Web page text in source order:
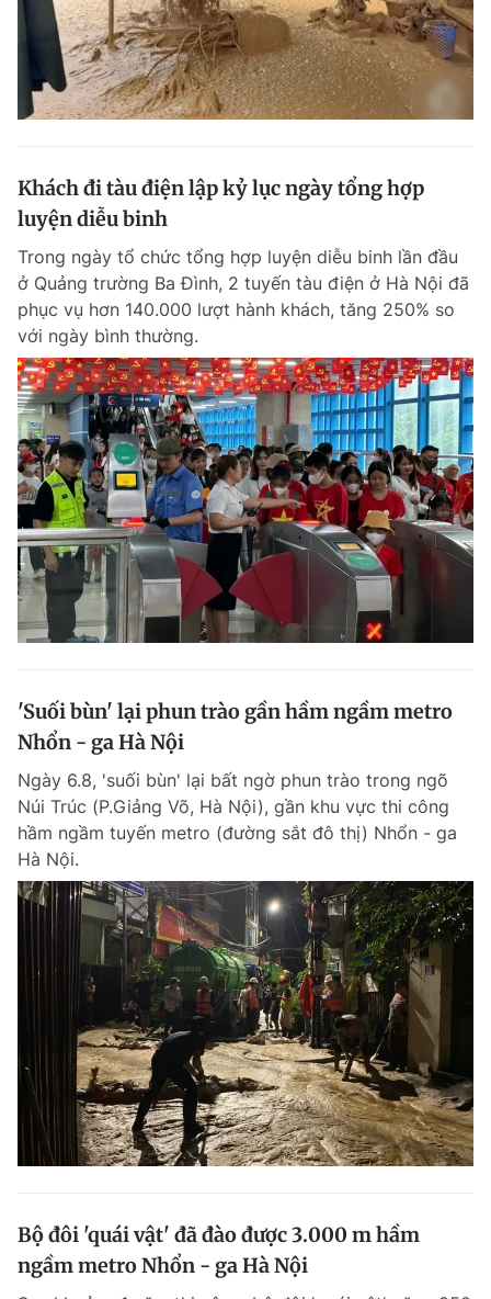
Khách đi tàu điện lập kỷ lục ngày tổng hợp
luyện diễu binh
Trong ngày tổ chức tổng hợp luyện diễu binh lần đầu
ở Quảng trường Ba Đình, 2 tuyến tàu điện ở Hà Nội đã
phục vụ hơn 140.000 lượt hành khách, tăng 250% so
với ngày bình thường.
'Suối bùn' lại phun trào gần hầm ngầm metro
Nhổn - ga Hà Nội
Ngày 6.8, 'suối bùn' lại bất ngờ phun trào trong ngõ
Núi Trúc (P.Giảng Võ, Hà Nội), gần khu vực thi công
hầm ngầm tuyến metro (đường sắt đô thị) Nhổn - ga
Hà Nội.
Bộ đôi 'quái vật' đã đào được 3.000 m hầm
ngầm metro Nhổn - ga Hà Nội